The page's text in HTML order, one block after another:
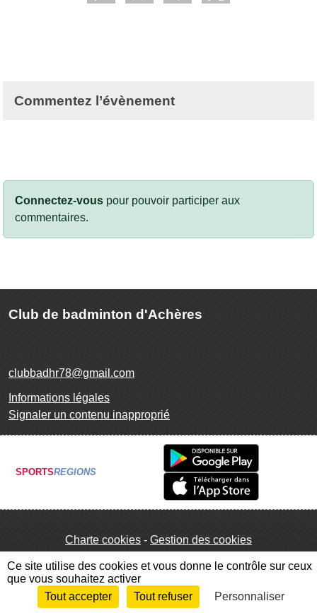
Commentez l’évènement
Connectez-vous pour pouvoir participer aux
commentaires.
Club de badminton d'Achères
clubbadhr78@gmail.com
Informations légales
Signaler un contenu inapproprié
SPORTSREGIONS
Charte cookies Gestion des cookies
Envie de participer ? Connexion
Ce site utilise des cookies et vous donne le contrôle sur ceux
que vous souhaitez activer
Tout accepter
Tout refuser Personnaliser